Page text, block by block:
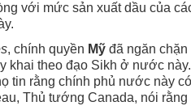
với mức sản xuất dầu của
, chính quyền Mỹđã ngăn chặn
khai theo đạo Sikh ở nước
tin rằng chính phủ nước này
Thủ tướng Canada, nói rằng